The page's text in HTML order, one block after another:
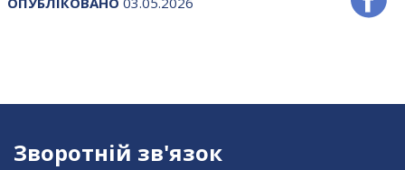
Зворотній зв'язок